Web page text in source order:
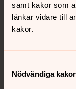
samt kakor som
länkar vidare till
kakor.
Nödvändiga kakor
Kontakt
Kalender